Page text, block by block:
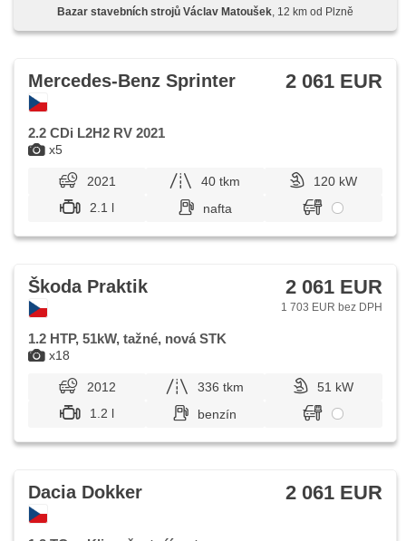
Bazar stavebních strojů Václav Matoušek , 12 km od Plzně
x5
Mercedes-Benz Sprinter 2 061 EUR
2.2 CDi L2H2 RV 2021
2021 40 tkm
120 kW
2.1 l
nafta
x18
Škoda Praktik 2 061 EUR
1 703 EUR bez DPH
1.2 HTP, 51kW, tažné, nová STK
2012 336 tkm
51 kW
1.2 l
benzín
Dacia Dokker 2 061 EUR